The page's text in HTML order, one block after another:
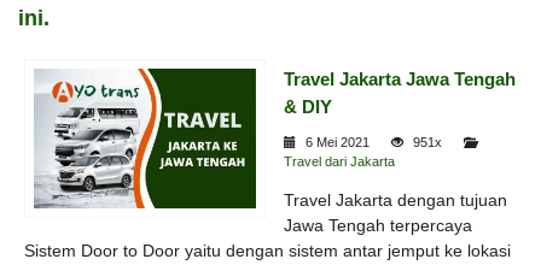
ini.
Travel Jakarta Jawa Tengah
& DIY
6 Mei 2021
951x
Travel dari Jakarta
Travel Jakarta dengan tujuan
Jawa Tengah terpercaya
Sistem Door to Door yaitu dengan sistem antar jemput ke lokasi